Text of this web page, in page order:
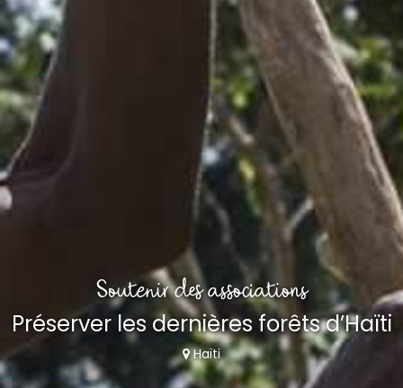
Soutenir des associations
Préserver les dernières forêts d’Haïti
Haïti